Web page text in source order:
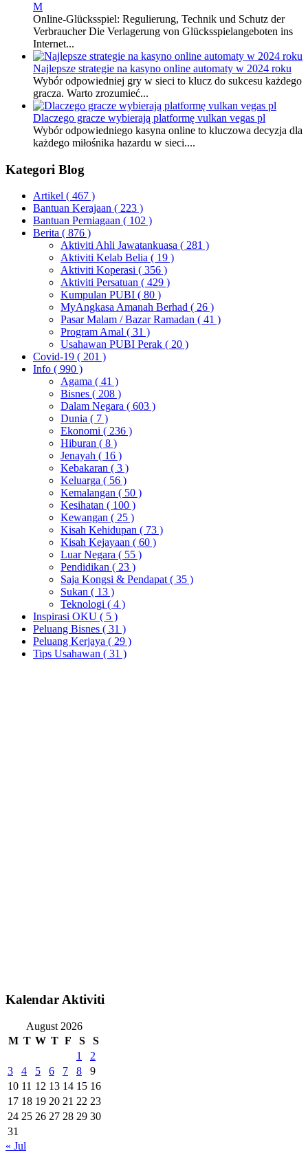
M
Online-Glücksspiel: Regulierung, Technik und Schutz der
Verbraucher Die Verlagerung von Glücksspielangeboten ins
Internet...
Najlepsze strategie na kasyno online automaty w 2024 roku
Wybór odpowiedniej gry w sieci to klucz do sukcesu każdego
gracza. Warto zrozumieć...
Dlaczego gracze wybierają platformę vulkan vegas pl
Wybór odpowiedniego kasyna online to kluczowa decyzja dla
każdego miłośnika hazardu w sieci....
Kategori Blog
Artikel ( 467 )
Bantuan Kerajaan ( 223 )
Bantuan Perniagaan ( 102 )
Berita ( 876 )
Aktiviti Ahli Jawatankuasa ( 281 )
Aktiviti Kelab Belia ( 19 )
Aktiviti Koperasi ( 356 )
Aktiviti Persatuan ( 429 )
Kumpulan PUBI ( 80 )
MyAngkasa Amanah Berhad ( 26 )
Pasar Malam / Bazar Ramadan ( 41 )
Program Amal ( 31 )
Usahawan PUBI Perak ( 20 )
Covid-19 ( 201 )
Info ( 990 )
Agama ( 41 )
Bisnes ( 208 )
Dalam Negara ( 603 )
Dunia ( 7 )
Ekonomi ( 236 )
Hiburan ( 8 )
Jenayah ( 16 )
Kebakaran ( 3 )
Keluarga ( 56 )
Kemalangan ( 50 )
Kesihatan ( 100 )
Kewangan ( 25 )
Kisah Kehidupan ( 73 )
Kisah Kejayaan ( 60 )
Luar Negara ( 55 )
Pendidikan ( 23 )
Saja Kongsi & Pendapat( 35 )
Sukan ( 13 )
Teknologi ( 4 )
Inspirasi OKU ( 5 )
Peluang Bisnes ( 31 )
Peluang Kerjaya ( 29 )
Tips Usahawan ( 31 )
Kalendar Aktiviti
August 2026
M T W T F S
S
1
2
3
4 5 6 7 8
9
10 11 12 13 14 15 16
17 18 19 20 21 22 23
24 25 26 27 28 29 30
31
« Jul